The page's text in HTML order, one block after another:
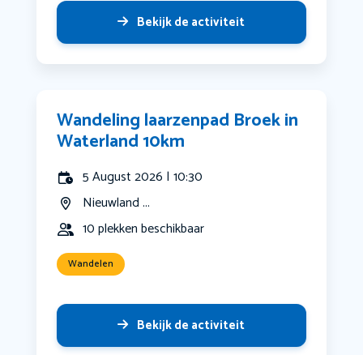
Bekijk de activiteit
Wandeling laarzenpad Broek in
Waterland 10km
5 August 2026 | 10:30
Nieuwland ...
10 plekken beschikbaar
Wandelen
Bekijk de activiteit